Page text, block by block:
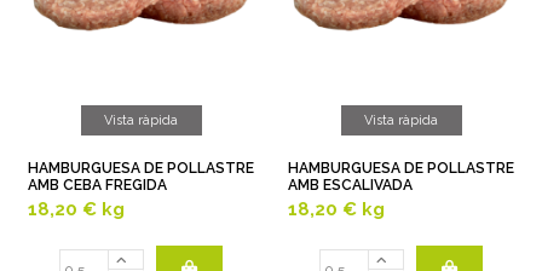
Vista ràpida
HAMBURGUESA DE POLLASTRE
AMB CEBA FREGIDA
18,20 € kg
Vista ràpida
HAMBURGUESA DE POLLASTRE
AMB ESCALIVADA
18,20 € kg